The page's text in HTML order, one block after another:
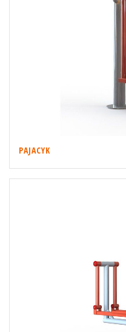
PAJACYK